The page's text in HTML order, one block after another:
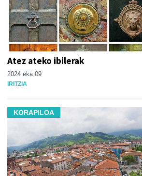
Atez ateko ibilerak
2024 eka 09
IRITZIA
KORAPILOA